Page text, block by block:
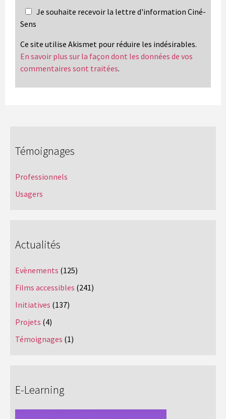
Je souhaite recevoir la lettre d'information Ciné-
Sens
Ce site utilise Akismet pour réduire les indésirables.
En savoir plus sur la façon dont les données de vos
commentaires sont traitées.
Témoignages
Professionnels
Usagers
Actualités
Evènements (125)
Films accessibles (241)
Initiatives (137)
Projets (4)
Témoignages (1)
E-Learning